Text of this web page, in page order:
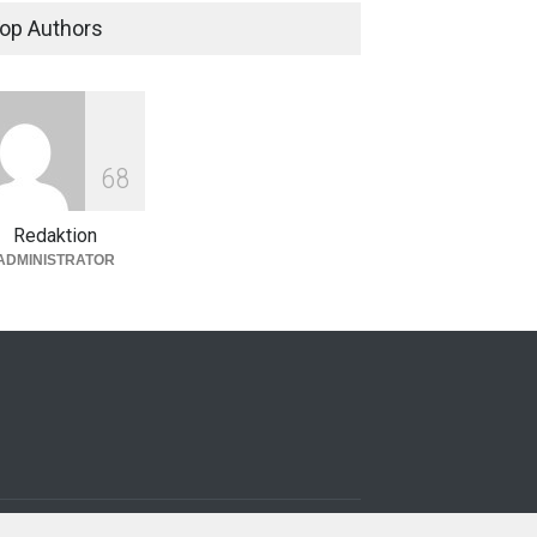
Authors
68
Redaktion